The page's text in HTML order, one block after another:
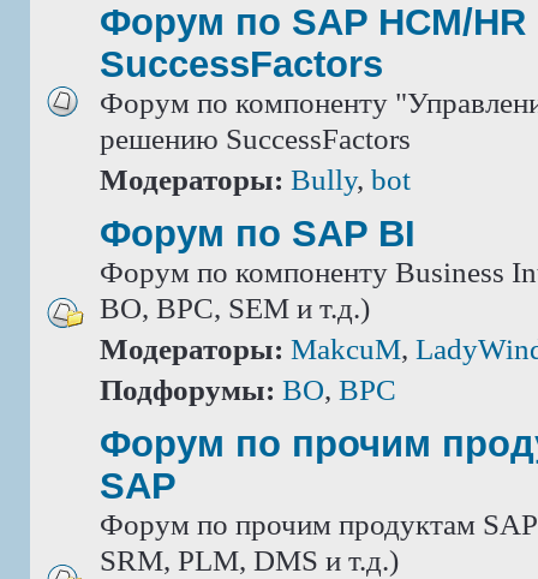
Форум по SAP HCM/HR
SuccessFactors
Форум по компоненту
решению SuccessFactors
Модераторы: Bully, bot
Форум по SAP BI
Форум по компоненту Business
BO, BPC, SEM и т.д.)
Модераторы: MakcuM,
Подфорумы: BO, BPC
Форум по прочим
SAP
Форум по прочим продуктам
SRM, PLM, DMS и т.д.)